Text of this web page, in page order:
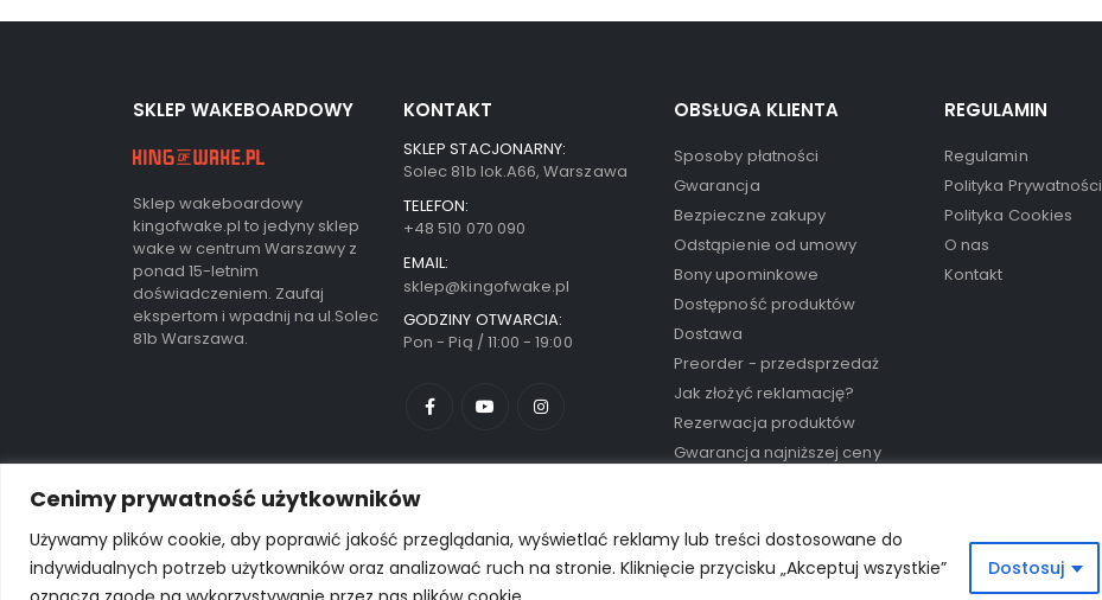
Cenimy prywatność użytkowników
Używamy plików cookie, aby poprawić jakość przeglądania, wyświetlać reklamy lub treści dostosowane do
indywidualnych potrzeb użytkowników oraz analizować ruch na stronie. Kliknięcie przycisku „Akceptuj wszystkie”
Dostosuj
SKLEP WAKEBOARDOWY
Sklep wakeboardowy
kingofwake.pl to jedyny sklep
wake w centrum Warszawy z
ponad 15-letnim
doświadczeniem. Zaufaj
ekspertom i wpadnij na ul.Solec
81b Warszawa.
KONTAKT
SKLEP STACJONARNY:
Solec 81b lok.A66, Warszawa
TELEFON:
+48 510 070 090
EMAIL:
sklep@kingofwake.pl
GODZINY OTWARCIA:
Pon - Pią / 11:00 - 19:00
OBSŁUGA KLIENTA
Sposoby płatności
Gwarancja
Bezpieczne zakupy
Odstąpienie od umowy
Bony upominkowe
Dostępność produktów
Dostawa
Preorder - przedsprzedaż
Jak złożyć reklamację?
Rezerwacja produktów
Gwarancja najniższej ceny
REGULAMIN
Regulamin
Polityka Prywatności
Polityka Cookies
O nas
Kontakt
© Porto eCommerce. 2024. All Rights Reserved